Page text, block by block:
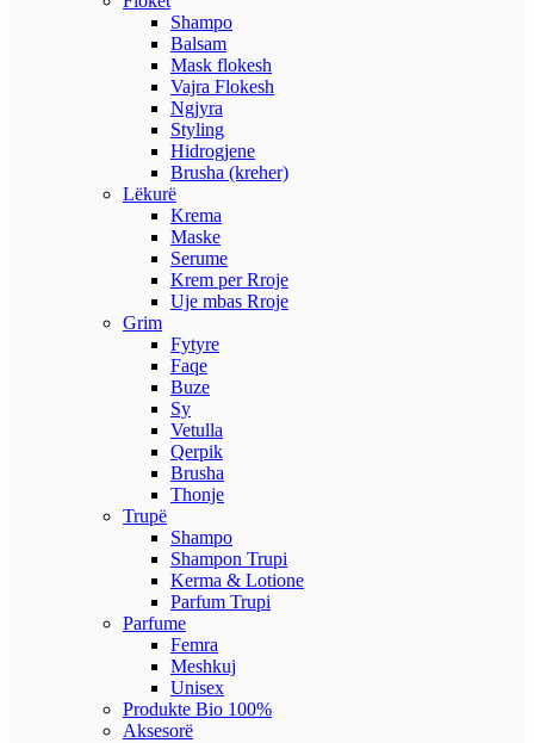
Shampo
Balsam
Mask flokesh
Vajra Flokesh
Ngjyra
Styling
Hidrogjene
Brusha (kreher)
Lëkurë
Krema
Maske
Serume
Krem per Rroje
Uje mbas Rroje
Grim
Fytyre
Faqe
Buze
Sy
Vetulla
Qerpik
Brusha
Thonje
Trupë
Shampo
Shampon Trupi
Kerma & Lotione
Parfum Trupi
Parfume
Femra
Meshkuj
Unisex
Produkte Bio 100%
Aksesorë